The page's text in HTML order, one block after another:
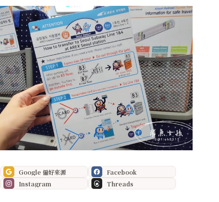
Google 偏好來源
Facebook
Instagram
Threads